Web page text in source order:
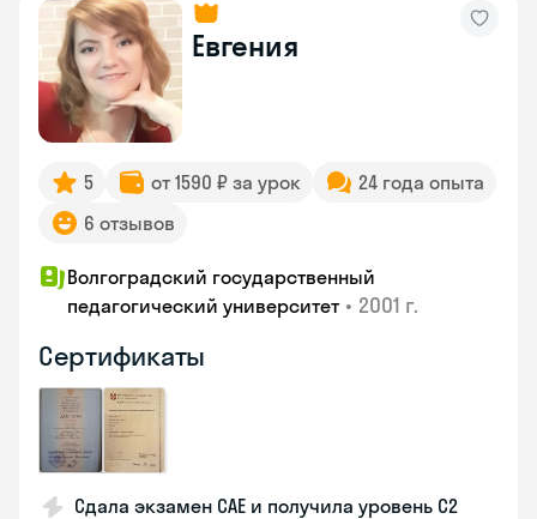
Евгения
5 от 1590 ₽ за урок
24 года опыта
6 отзывов
Волгоградский государственный
педагогический университет • 2001 г.
Сертификаты
Сдала экзамен CAE и получила уровень С2